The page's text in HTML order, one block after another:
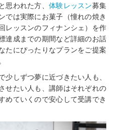
思われた方、体験レッスン募集
では実際にお菓子（憧れの焼き
レッスンのフィナンシェ）を作
達成までの期間など詳細のお話
たにぴったりなプランをご提案
少しずつ夢に近づきたい人も、
せたい人も、講師はそれぞれの
めていくので安心して受講でき